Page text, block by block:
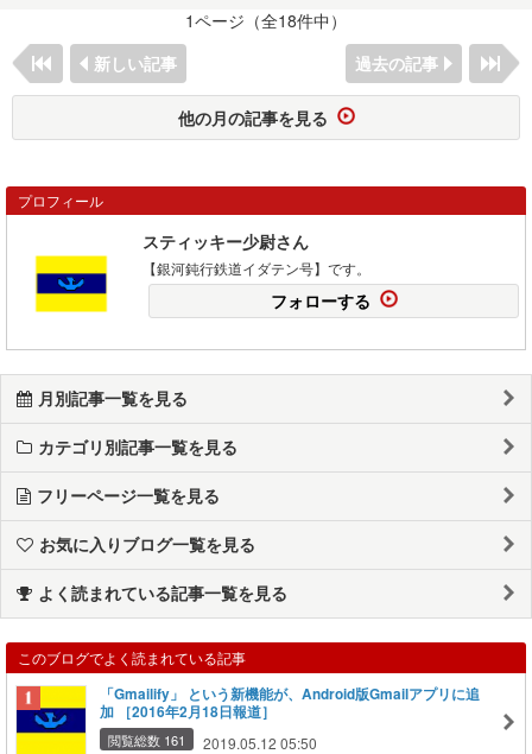
1ページ（全18件中）
新しい記事
過去の記事
他の月の記事を見る
プロフィール
スティッキー少尉さん
【銀河鈍行鉄道イダテン号】です。
フォローする
月別記事一覧を見る
カテゴリ別記事一覧を見る
フリーページ一覧を見る
お気に入りブログ一覧を見る
よく読まれている記事一覧を見る
このブログでよく読まれている記事
「Gmailify」 という新機能が、Android版Gmailアプリに追
加 ［2016年2月18日報道］
閲覧総数 161 2019.05.12 05:50